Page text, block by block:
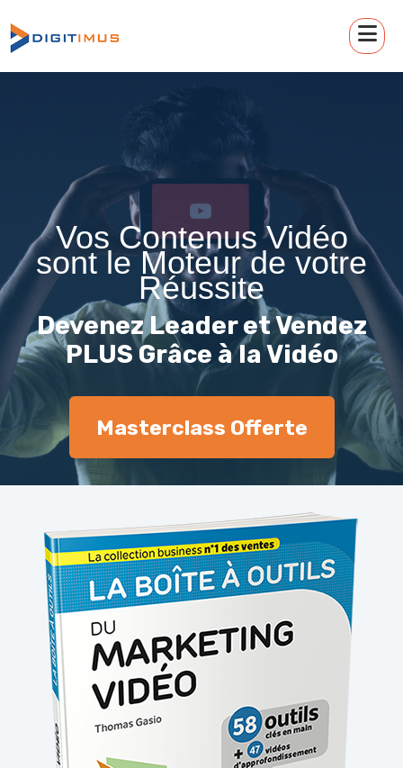
Vos Contenus Vidéo
sont le Moteur de votre
Réussite
Devenez Leader et Vendez
PLUS Grâce à la Vidéo
Masterclass Offerte